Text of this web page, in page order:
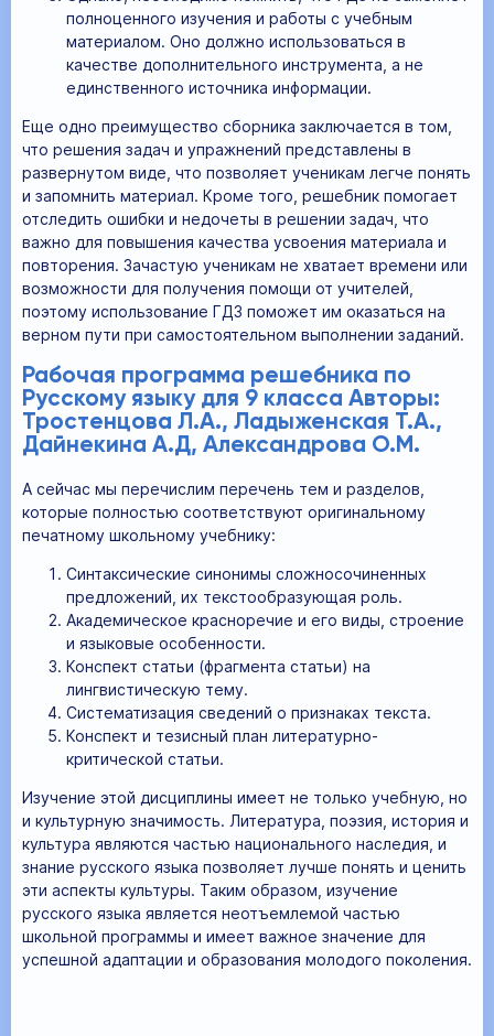
полноценного изучения и работы с учебным
материалом. Оно должно использоваться в
качестве дополнительного инструмента, а не
единственного источника информации.
Еще одно преимущество сборника заключается в том,
что решения задач и упражнений представлены в
развернутом виде, что позволяет ученикам легче понять
и запомнить материал. Кроме того, решебник помогает
отследить ошибки и недочеты в решении задач, что
важно для повышения качества усвоения материала и
повторения. Зачастую ученикам не хватает времени или
возможности для получения помощи от учителей,
поэтому использование ГДЗ поможет им оказаться на
верном пути при самостоятельном выполнении заданий.
Рабочая программа решебника по
Русскому языку для 9 класса Авторы:
Тростенцова Л.А., Ладыженская Т.А.,
Дайнекина А.Д, Александрова О.М.
А сейчас мы перечислим перечень тем и разделов,
которые полностью соответствуют оригинальному
печатному школьному учебнику:
Синтаксические синонимы сложносочиненных
предложений, их текстообразующая роль.
Академическое красноречие и его виды, строение
и языковые особенности.
Конспект статьи (фрагмента статьи) на
лингвистическую тему.
Систематизация сведений о признаках текста.
Конспект и тезисный план литературно-
критической статьи.
Изучение этой дисциплины имеет не только учебную, но
и культурную значимость. Литература, поэзия, история и
культура являются частью национального наследия, и
знание русского языка позволяет лучше понять и ценить
эти аспекты культуры. Таким образом, изучение
русского языка является неотъемлемой частью
школьной программы и имеет важное значение для
успешной адаптации и образования молодого поколения.